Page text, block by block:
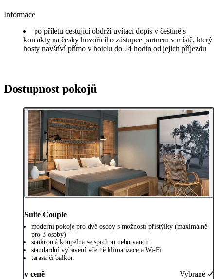
Informace
po příletu cestující obdrží uvítací dopis v češtině s
kontakty na česky hovořícího zástupce partnera v místě, který
hosty navštíví přímo v hotelu do 24 hodin od jejich příjezdu
Dostupnost pokojů
Suite Couple
moderní pokoje pro dvě osoby s možností přistýlky (maximálně
pro 3 osoby)
soukromá koupelna se sprchou nebo vanou
standardní vybavení včetně klimatizace a Wi-Fi
terasa či balkon
v ceně Vybrané